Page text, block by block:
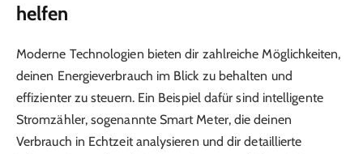
helfen
Moderne Technologien bieten dir zahlreiche Möglichkeiten,
deinen Energieverbrauch im Blick zu behalten und
effizienter zu steuern. Ein Beispiel dafür sind intelligente
Stromzähler, sogenannte Smart Meter, die deinen
Verbrauch in Echtzeit analysieren und dir detaillierte